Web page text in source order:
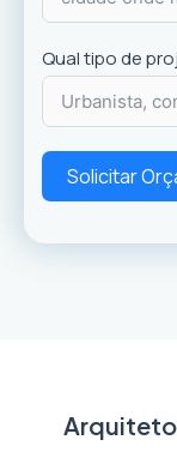
Qual tipo de
Solicitar
Arquiteto